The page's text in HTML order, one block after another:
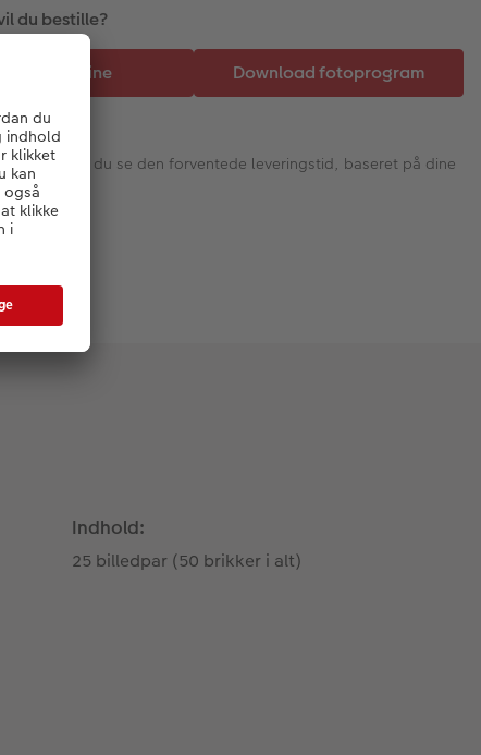
du bestille?
trin vil du se den forventede leveringstid, baseret på dine
Indhold:
25 billedpar (50 brikker i alt)